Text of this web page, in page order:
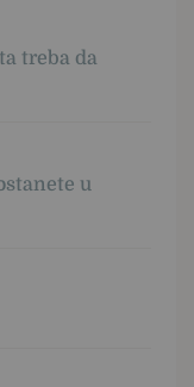
treba da
u